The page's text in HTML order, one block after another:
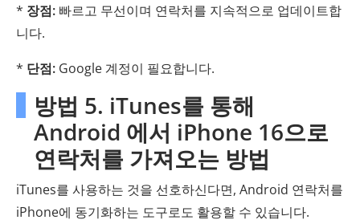
* 장점: 빠르고 무선이며 연락처를 지속적으로 업데이트합
니다.
* 단점: Google 계정이 필요합니다.
방법 5. iTunes를 통해
Android 에서 iPhone 16으로
연락처를 가져오는 방법
iTunes를 사용하는 것을 선호하신다면, Android 연락처를
iPhone에 동기화하는 도구로도 활용할 수 있습니다.